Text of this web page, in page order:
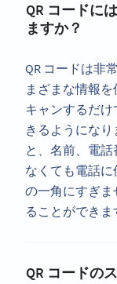
QR コードに
ますか？
QR コードは非
まざまな情報
キャンするだ
きるようにな
と、名前、電
なくても電話
の一角にすぎ
ることができま
QR コードの